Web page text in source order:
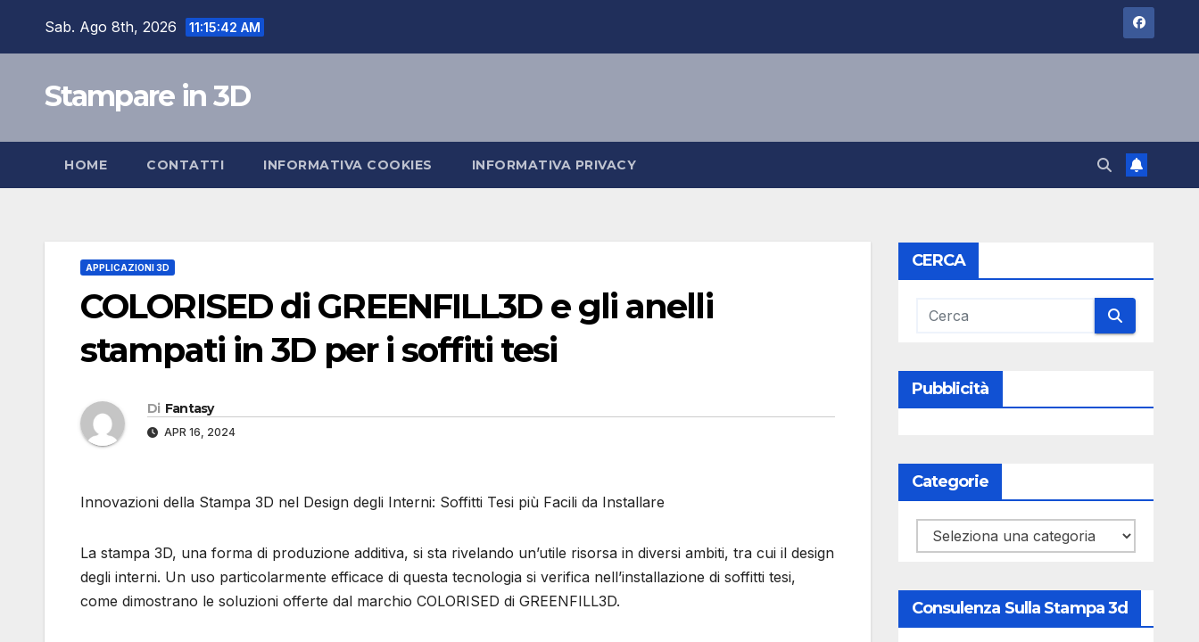
Sab. Ago 8th, 2026 11:15:43 AM
Stampare in 3D
HOME CONTATTI INFORMATIVA COOKIES INFORMATIVA PRIVACY
APPLICAZIONI 3D
COLORISED di GREENFILL3D e gli anelli
stampati in 3D per i soffiti tesi
Di Fantasy
APR 16, 2024
Innovazioni della Stampa 3D nel Design degli Interni: Soffitti Tesi più Facili da Installare
La stampa 3D, una forma di produzione additiva, si sta rivelando un’utile risorsa in diversi ambiti, tra cui il design
degli interni. Un uso particolarmente efficace di questa tecnologia si verifica nell’installazione di soffitti tesi,
come dimostrano le soluzioni offerte dal marchio COLORISED di GREENFILL3D.
CERCA
Pubblicità
Categorie
Categorie
Consulenza Sulla Stampa 3d